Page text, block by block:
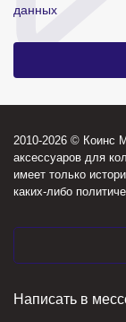
данных
2010-2026 © Коинс
аксессуаров для
имеет только
каких-либо
Написать в